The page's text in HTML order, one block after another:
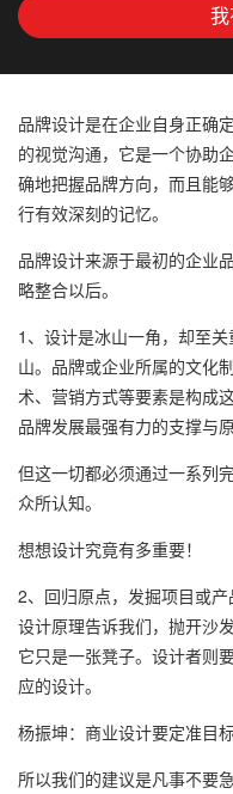
品牌设计是在企业自身正确
的视觉沟通，它是一个协助
确地把握品牌方向，而且能
行有效深刻的记忆。
品牌设计来源于最初的企业
略整合以后。
1、设计是冰山一角，却至
山。品牌或企业所属的文化
术、营销方式等要素是构成
品牌发展最强有力的支撑与原
但这一切都必须通过一系列
众所认知。
想想设计究竟有多重要！
2、回归原点，发掘项目或
设计原理告诉我们，抛开沙
它只是一张凳子。设计者则
应的设计。
杨振坤：商业设计要定准目
所以我们的建议是凡事不要